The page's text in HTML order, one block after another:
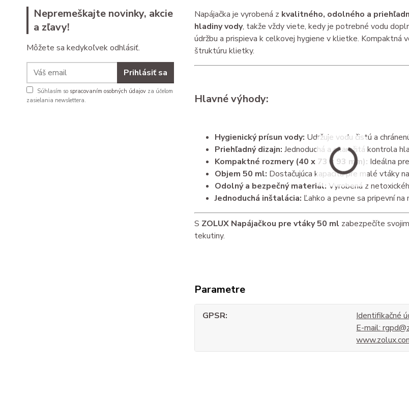
Nepremeškajte novinky, akcie
a zľavy!
Môžete sa kedykoľvek odhlásiť.
Prihlásiť sa
Súhlasím so spracovaním osobných údajov za účelom
zasielania newslettera.
Napájačka je vyrobená z kvalitného, odolného a
hladiny vody, takže vždy viete, kedy je potrebné vodu
údržbu a prispieva k celkovej hygiene v klietke. Kompaktná
štruktúru klietky.
Hlavné výhody:
Hygienický prísun vody: Udržuje vodu čistú a
Priehľadný dizajn: Jednoduchá a okamžitá kontrola
Kompaktné rozmery (40 x 73 x 93 mm): Ideálna
Objem 50 ml: Dostačujúca kapacita pre malé vtáky
Odolný a bezpečný materiál: Vyrobená z
Jednoduchá inštalácia: Ľahko a pevne sa pripevní na
S ZOLUX Napájačkou pre vtáky 50 ml zabezpečíte
tekutiny.
Parametre
GPSR
Identifikačné
E-mail: